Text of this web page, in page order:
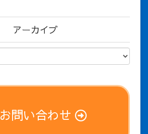
アーカイブ
お問い合わせ